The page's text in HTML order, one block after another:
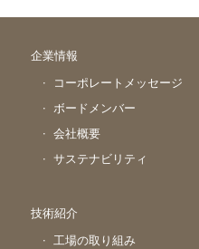
企業情報
コーポレートメッセージ
ボードメンバー
会社概要
サステナビリティ
技術紹介
工場の取り組み